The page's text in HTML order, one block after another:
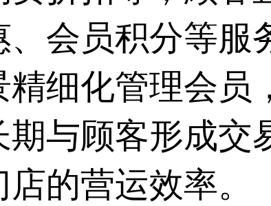
会员积分等服
细化管理会员
与顾客形成交
的营运效率。